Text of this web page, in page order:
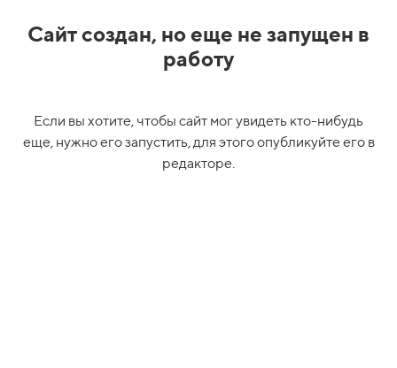
Сайт создан, но еще не запущен в
работу
Если вы хотите, чтобы сайт мог увидеть кто-нибудь
еще, нужно его запустить, для этого опубликуйте его в
редакторе.